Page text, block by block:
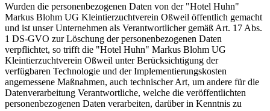
Wurden die personenbezogenen Daten von der "Hotel Huhn"
Markus Blohm UG Kleintierzuchtverein Oßweil öffentlich gemacht
und ist unser Unternehmen als Verantwortlicher gemäß Art. 17 Abs.
1 DS-GVO zur Löschung der personenbezogenen Daten
verpflichtet, so trifft die "Hotel Huhn" Markus Blohm UG
Kleintierzuchtverein Oßweil unter Berücksichtigung der
verfügbaren Technologie und der Implementierungskosten
angemessene Maßnahmen, auch technischer Art, um andere für die
Datenverarbeitung Verantwortliche, welche die veröffentlichten
personenbezogenen Daten verarbeiten, darüber in Kenntnis zu